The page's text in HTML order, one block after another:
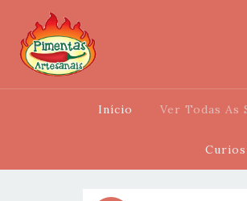
Início Ver Todas As